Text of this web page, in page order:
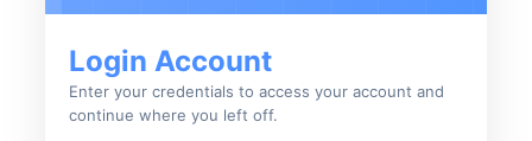
Login Account
Enter your credentials to access your account and
continue where you left off.